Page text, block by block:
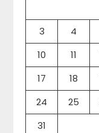
3
4
10
11
17
18
24
25
31